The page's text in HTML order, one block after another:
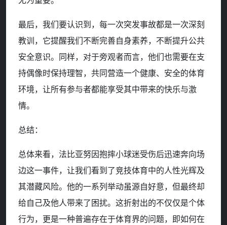
最后，我们要认识到，每一次突发事故都是一次深刻
教训，它提醒我们不断完善自身素养，不断提升公共
安全意识。同样，对于旁观者而言，他们也需要在支
持偶像时保持理智，共同营造一个健康、安全的体育
环境，让所有参与者都能享受其中带来的快乐与激
情。
总结：
总体来看，法比亚努因抱摔小球迷受伤后迅速奔向场
边这一事件，让我们看到了竞技体育中的人性光辉及
其潜藏风险。他的一系列举动虽源自好意，但最终却
给自己及他人带来了困扰。这折射出的不仅仅是个体
行为，更是一种普遍存在于体育界的问题，即如何在